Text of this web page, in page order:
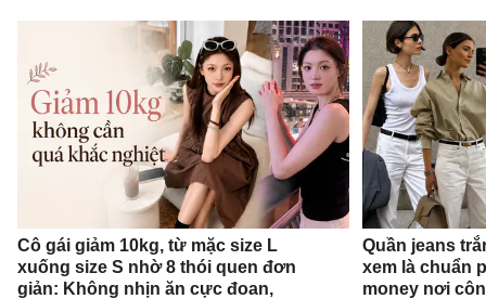
Cô gái giảm 10kg, từ mặc size L
xuống size S nhờ 8 thói quen đơn
giản: Không nhịn ăn cực đoan,
Quần jeans
xem là chuẩn
money nơi